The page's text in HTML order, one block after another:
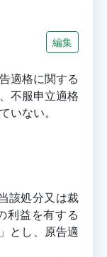
編集
適格に関する
不服申立適格
いない。
該処分又は裁
利益を有する
とし、原告適